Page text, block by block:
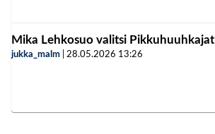
Mika Lehkosuo valitsi Pikkuhuuhkajat
jukka_malm 28.05.2026 13:26